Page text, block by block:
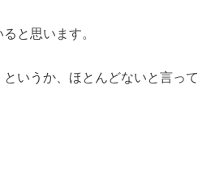
と思います。
いうか、ほとんどないと言って